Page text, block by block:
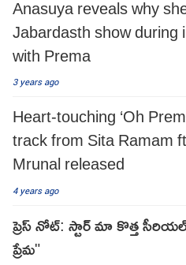
Anasuya reveals why
Jabardasth show during
with Prema
3 years ago
Heart-touching ‘Oh
track from Sita Ramam
Mrunal released
4 years ago
ప్రెస్ నోట్: స్టార్ మా కొత్త సీరియల్
ప్రేమ"